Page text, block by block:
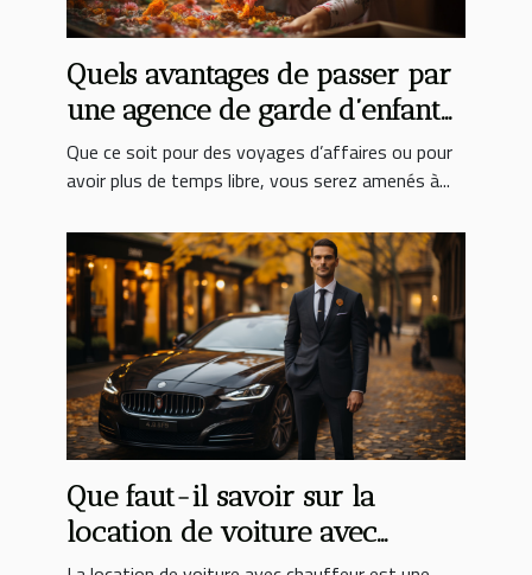
Quels avantages de passer par
une agence de garde d’enfant
pour faire garder son enfant ?
Que ce soit pour des voyages d’affaires ou pour
avoir plus de temps libre, vous serez amenés à...
Que faut-il savoir sur la
location de voiture avec
chauffeur ?